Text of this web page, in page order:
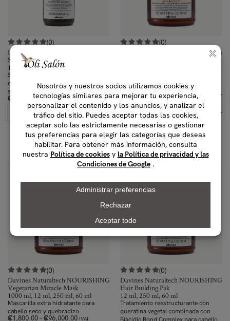
(0)
Davines Naturaltech NOURISHING
Shampoo
100 ml, 1000 ml, 12 ml, 250 ml
Shampoo nutritivo para cuero
cabelludo deshidratado y cabello
seco y quebradizo.
₡
1,800.00–₡70,500.00 IVAI
Comprar
(0)
Davines Naturaltech NOURISHING
Vegetarian Miracle Conditioner
cabello seco y quebradizo.
₡1,800.00 –₡97,000.00 IVAI
Comprar
(0)
Davines Naturaltech NOURISHING
Vegetarian Miracle Mask
1000 ml, 12 ml, 250 ml, 60 ml
Mascarilla extra hidratante para
cabello seco y quebradizo
₡1,800.00–₡96,000.00 IVAI
(0)
Davines Naturaltech NOURISHING
Hair Building Pak
12 ml, 250 ml, 60 ml
Tratamiento reestructurante con
queratina vegetal combinada con
Biacidic Bond Complex para cabello